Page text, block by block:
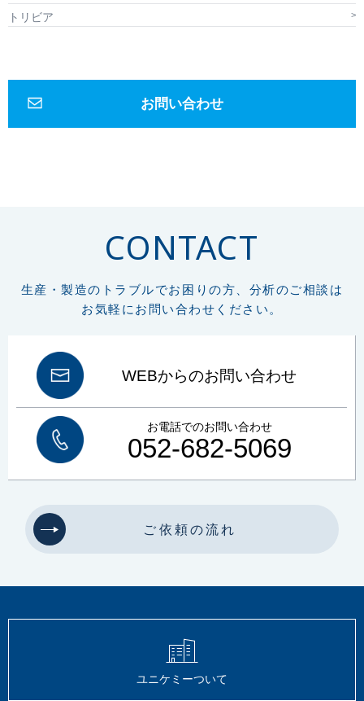
トリビア
お問い合わせ
CONTACT
生産・製造のトラブルでお困りの方、分析のご相談は
お気軽にお問い合わせください。
WEBからのお問い合わせ
お電話でのお問い合わせ
052-682-5069
ご依頼の流れ
ユニケミーついて